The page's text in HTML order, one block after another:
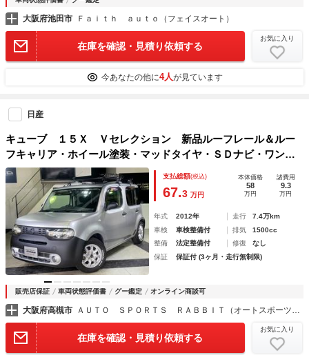
大阪府池田市 Ｆａｉｔｈ ａｕｔｏ（フェイスオート）
在庫を確認・見積り依頼する
お気に入り
今あなたの他に4人が見ています
日産
キューブ １５Ｘ Ｖセレクション 新品ルーフレール＆ルー
フキャリア・ホイール塗装・マッドタイヤ・ＳＤナビ・ワンセ
グＴＶ・ＥＴＣ・バックカメラ・ドラレコ・オートライト・プ
ッシュスタート・スマートキー・禁煙車
支払総額(税込)
67.3 万円
本体価格
58
万円
諸費用
9.3
万円
年式 2012年 走行
7.4万km
車検
車検整備付 排気
1500cc
整備
法定整備付 修復
なし
保証
保証付 (3ヶ月・走行無制限)
販売店保証 車両状態評価書 グー鑑定 オンライン商談可
大阪府高槻市
在庫を確認・見積り依頼する
お気に入り